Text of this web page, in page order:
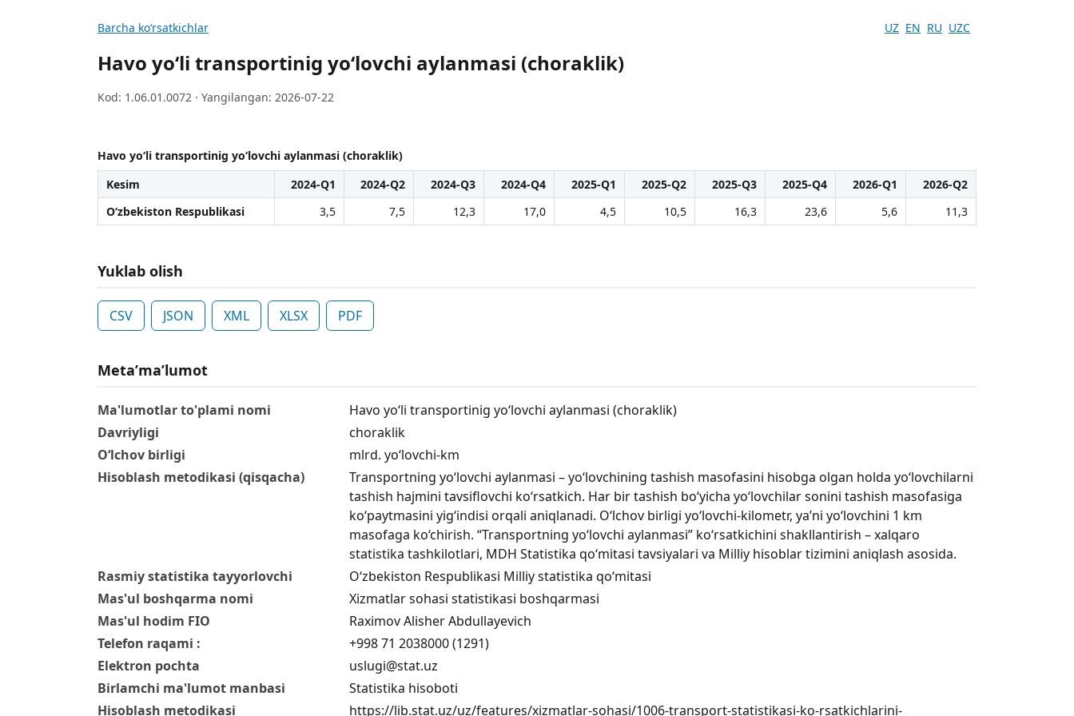
Barcha koʻrsatkichlar UZ EN RU UZC
Havo yo‘li transportinig yo‘lovchi aylanmasi (choraklik)
Kod: 1.06.01.0072 · Yangilangan: 2026-07-22
Havo yo‘li transportinig yo‘lovchi aylanmasi (choraklik)
Kesim
2024-Q1 2024-Q2 2024-Q3 2024-Q4 2025-Q1 2025-Q2 2025-Q3 2025-Q4 2026-Q1
2026-Q2
O‘zbekiston Respublikasi
3,5 7,5 12,3 17,0 4,5 10,5 16,3 23,6 5,6 11,3
Yuklab olish
CSV JSON XML XLSX PDF
Metaʼmaʼlumot
Ma'lumotlar to'plami nomi
Havo yo‘li transportinig yo‘lovchi aylanmasi (choraklik)
Davriyligi
choraklik
O‘lchov birligi
mlrd. yo‘lovchi-km
Hisoblash metodikasi (qisqacha)
Transportning yo‘lovchi aylanmasi – yo‘lovchining tashish masofasini hisobga olgan holda yo‘lovchilarni
tashish hajmini tavsiflovchi ko‘rsatkich. Har bir tashish bo‘yicha yo‘lovchilar sonini tashish masofasiga
ko‘paytmasini yig‘indisi orqali aniqlanadi. O‘lchov birligi yo‘lovchi-kilometr, ya’ni yo‘lovchini 1 km
masofaga ko‘chirish. “Transportning yo‘lovchi aylanmasi” ko‘rsatkichini shakllantirish – xalqaro
statistika tashkilotlari, MDH Statistika qo‘mitasi tavsiyalari va Milliy hisoblar tizimini aniqlash asosida.
Rasmiy statistika tayyorlovchi
O‘zbekiston Respublikasi Milliy statistika qo‘mitasi
Mas'ul boshqarma nomi
Xizmatlar sohasi statistikasi boshqarmasi
Mas'ul hodim FIO
Raximov Alisher Abdullayevich
Telefon raqami :
+998 71 2038000 (1291)
Elektron pochta
uslugi@stat.uz
Birlamchi ma'lumot manbasi
Statistika hisoboti
Hisoblash metodikasi
https://lib.stat.uz/uz/features/xizmatlar-sohasi/1006-transport-statistikasi-ko-rsatkichlarini-